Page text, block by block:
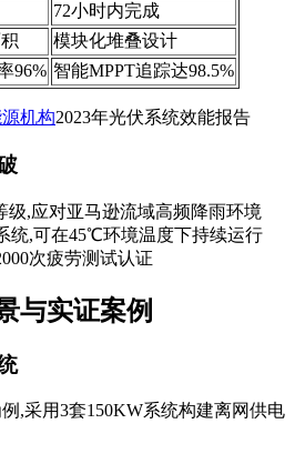
72小时内完成
模块化堆叠设计
96% 智能MPPT追踪达98.5%
机构2023年光伏系统效能报告
级,应对亚马逊流域高频降雨环境
统,可在45℃环境温度下持续运行
次疲劳测试认证
与实证案例
,采用3套150KW系统构建离网供电